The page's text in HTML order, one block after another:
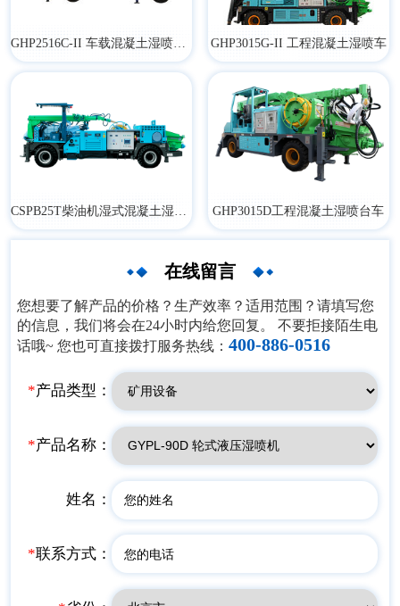
GHP2516C-II 车载混凝土湿喷台车 GHP3015G-II 工程混凝土湿喷车
CSPB25T柴油机湿式混凝土湿喷台车 ​GHP3015D工程混凝土湿喷台车
在线留言
您想要了解产品的价格？生产效率？适用范围？请填写您
的信息，我们将会在24小时内给您回复。 不要拒接陌生电
话哦~ 您也可直接拨打服务热线：400-886-0516
*产品类型：
*产品名称：
姓名：
*联系方式：